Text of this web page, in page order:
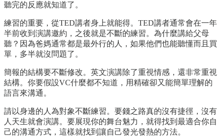
聽完的反應就知道了。
練習的重要，從TED講者身上就能得。TED講者通常會在一年
半前收到演講邀約，之後就是不斷的練習。為什麼講給父母
聽？因為爸媽通常都是最外行的人，如果他們也能聽懂而且買
單，多半就沒問題了。
簡報的結構要不斷修改。英文演講除了重視情感，還非常重視
結構。你要假設VC什麼都不知道，用精確卻又能簡單理解的
語言來溝通。
請以身邊的人為對象不斷練習。要錢之路真的沒有捷徑，沒有
人天生就會演講。要展現你的舞台魅力，就得找到最適合你自
己的溝通方式，這樣就找到讓自己發光發熱的方法。